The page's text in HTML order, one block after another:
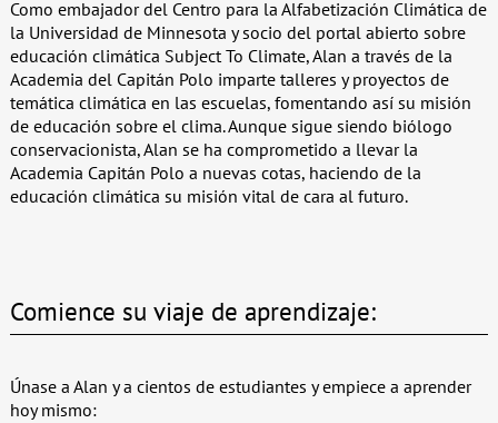
Como embajador del Centro para la Alfabetización Climática de
la Universidad de Minnesota y socio del portal abierto sobre
educación climática Subject To Climate, Alan a través de la
Academia del Capitán Polo imparte talleres y proyectos de
temática climática en las escuelas, fomentando así su misión
de educación sobre el clima. Aunque sigue siendo biólogo
conservacionista, Alan se ha comprometido a llevar la
Academia Capitán Polo a nuevas cotas, haciendo de la
educación climática su misión vital de cara al futuro.
Comience su viaje de aprendizaje:
Únase a Alan y a cientos de estudiantes y empiece a aprender
hoy mismo: